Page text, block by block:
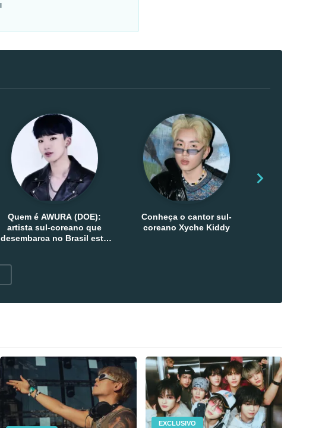
Quem é AWURA (DOE):
artista sul-coreano que
desembarca no Brasil esta
Conheça o cantor sul-
coreano Xyche Kiddy
EXCLUSIVO